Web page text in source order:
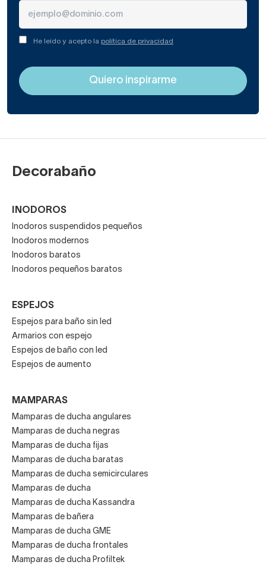
He leído y acepto la política de privacidad
Decorabaño
INODOROS
Inodoros suspendidos pequeños
Inodoros modernos
Inodoros baratos
Inodoros pequeños baratos
ESPEJOS
Espejos para baño sin led
Armarios con espejo
Espejos de baño con led
Espejos de aumento
MAMPARAS
Mamparas de ducha angulares
Mamparas de ducha negras
Mamparas de ducha fijas
Mamparas de ducha baratas
Mamparas de ducha semicirculares
Mamparas de ducha
Mamparas de ducha Kassandra
Mamparas de bañera
Mamparas de ducha GME
Mamparas de ducha frontales
Mamparas de ducha Profiltek